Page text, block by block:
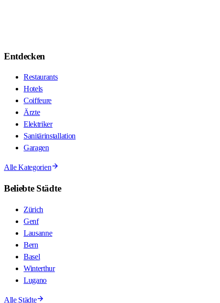
Entdecken
Restaurants
Hotels
Coiffeure
Ärzte
Elektriker
Sanitärinstallation
Garagen
Alle Kategorien
Beliebte Städte
Zürich
Genf
Lausanne
Bern
Basel
Winterthur
Lugano
Alle Städte